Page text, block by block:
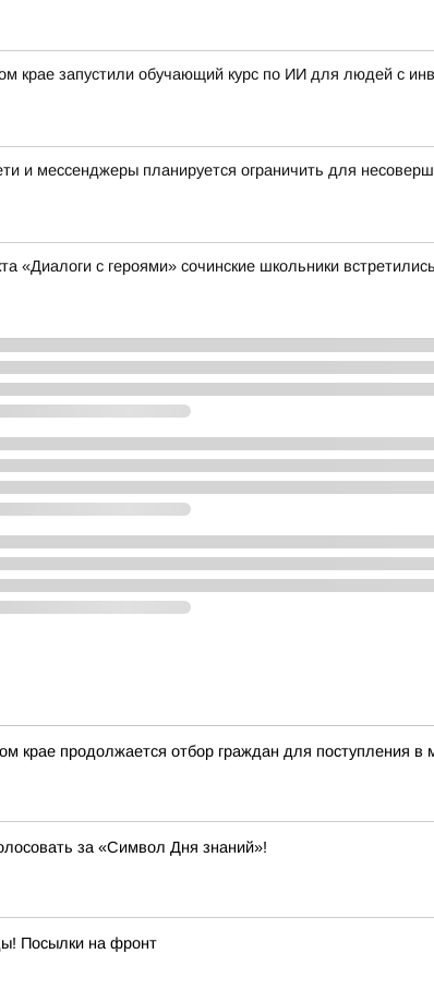
крае запустили обучающий курс по ИИ для людей с
и мессенджеры планируется ограничить для
«Диалоги с героями» сочинские школьники
крае продолжается отбор граждан для поступления
за «Символ Дня знаний»!
Посылки на фронт